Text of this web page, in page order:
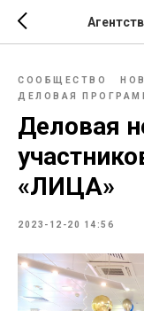
СООБЩЕСТВО
ДЕЛОВАЯ
Деловая
«ЛИЦА»
2023-12-20 14:56